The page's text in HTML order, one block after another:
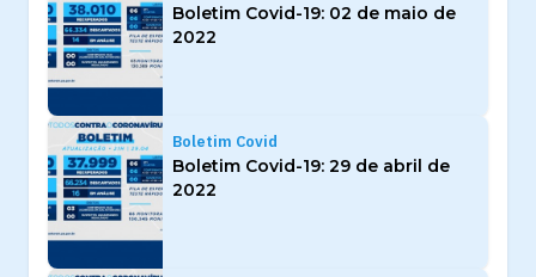
Boletim Covid-19: 02 de maio de
2022
Boletim Covid
Boletim Covid-19: 29 de abril de
2022